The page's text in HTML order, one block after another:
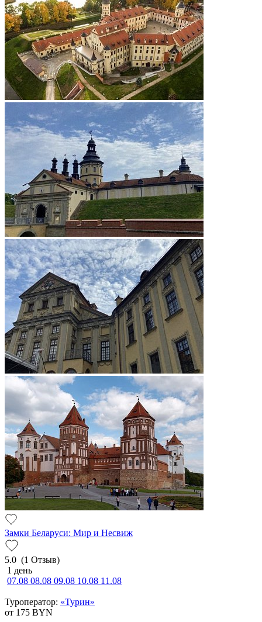
Замки Беларуси: Мир и Несвиж
5.0 (1 Отзыв)
1 день
07.08 08.08 09.08 10.08 11.08
Туроператор: «Турин»
от 175 BYN